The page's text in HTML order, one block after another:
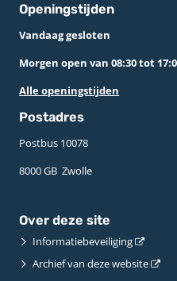
Openingstijden
Vandaag gesloten
Morgen open van 08:30 tot
Alle openingstijden
Postadres
Postbus 10078 ­
8000 GB ­ Zwolle
Over deze site
Informatiebeveiliging
Archief van deze website